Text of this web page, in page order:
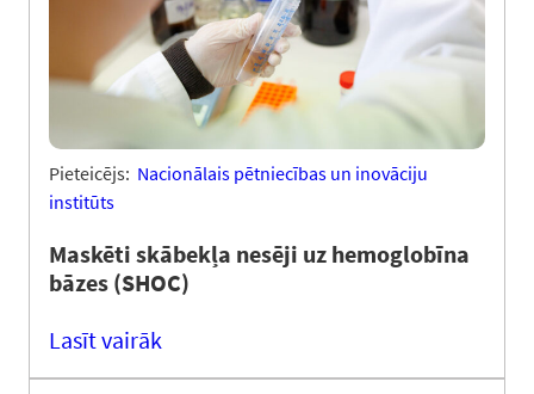
Pieteicējs: Nacionālais pētniecības un inovāciju
institūts
Maskēti skābekļa nesēji uz hemoglobīna
bāzes (SHOC)
Lasīt vairāk